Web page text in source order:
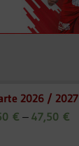
2026 / 2027
€ – 47,50 €